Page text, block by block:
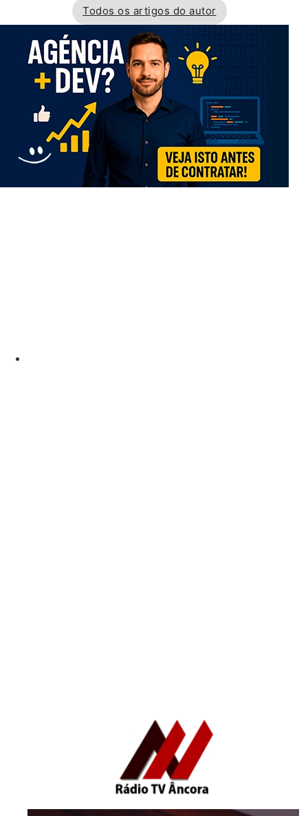
Todos os artigos do autor